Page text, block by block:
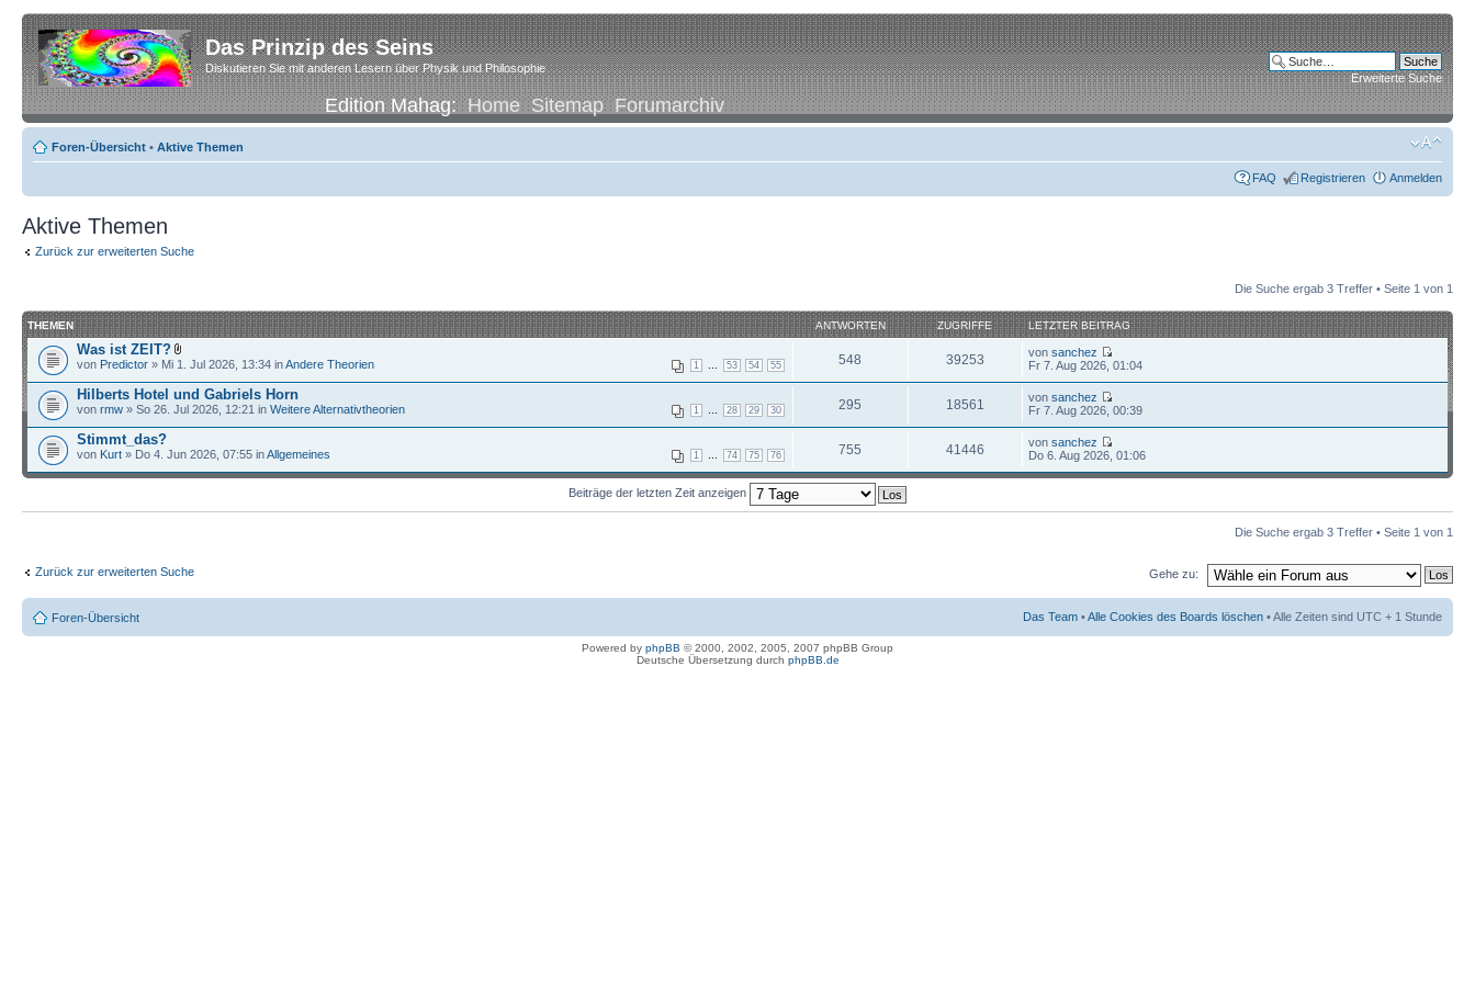
Das Prinzip des Seins
Diskutieren Sie mit anderen Lesern über Physik und Philosophie
Edition Mahag:Home Sitemap Forumarchiv
Erweiterte Suche
Foren-Übersicht • Aktive Themen
FAQ Registrieren Anmelden
Aktive Themen
Zurück zur erweiterten Suche
Die Suche ergab 3 Treffer • Seite 1 von 1
THEMEN ANTWORTEN ZUGRIFFE LETZTER BEITRAG
Was ist ZEIT?
1 53 54 55
von Predictor » Mi 1. Jul 2026, 13:34 inAndere Theorien 548 39253 vonsanchez
Fr 7. Aug 2026, 01:04
Hilberts Hotel und Gabriels Horn
1 28 29 30
von rmw » So 26. Jul 2026, 12:21 in Weitere Alternativtheorien 295 18561 vonsanchez
Fr 7. Aug 2026, 00:39
Stimmt_das?
1 74 75 76
von Kurt » Do 4. Jun 2026, 07:55 inAllgemeines 755 41446 vonsanchez
Do 6. Aug 2026, 01:06
Beiträge der letzten Zeit anzeigen
Die Suche ergab 3 Treffer • Seite 1 von 1
Zurück zur erweiterten Suche Gehe zu:
Foren-Übersicht Das Team •Alle Cookies des Boards löschen • Alle Zeiten sind UTC + 1 Stunde
Powered by phpBB © 2000, 2002, 2005, 2007 phpBB Group
Deutsche Übersetzung durch phpBB.de